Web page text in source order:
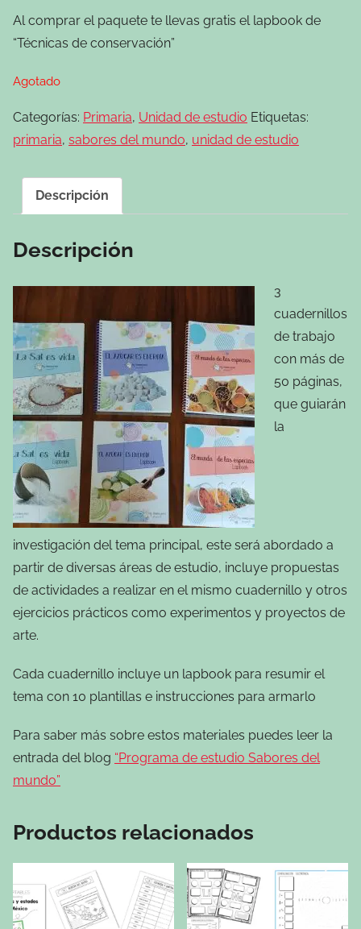
Al comprar el paquete te llevas gratis el lapbook de
“Técnicas de conservación”
Agotado
Categorías: Primaria, Unidad de estudio Etiquetas:
primaria, sabores del mundo, unidad de estudio
Descripción
Descripción
3
cuadernillos
de trabajo
con más de
50 páginas,
que guiarán
la
investigación del tema principal, este será abordado a
partir de diversas áreas de estudio, incluye propuestas
de actividades a realizar en el mismo cuadernillo y otros
ejercicios prácticos como experimentos y proyectos de
arte.
Cada cuadernillo incluye un lapbook para resumir el
tema con 10 plantillas e instrucciones para armarlo
Para saber más sobre estos materiales puedes leer la
entrada del blog “Programa de estudio Sabores del
mundo”
Productos relacionados